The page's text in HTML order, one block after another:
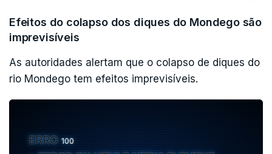
Efeitos do colapso dos diques do Mondego são
imprevisíveis
As autoridades alertam que o colapso de diques do
rio Mondego tem efeitos imprevisíveis.
ERRO100